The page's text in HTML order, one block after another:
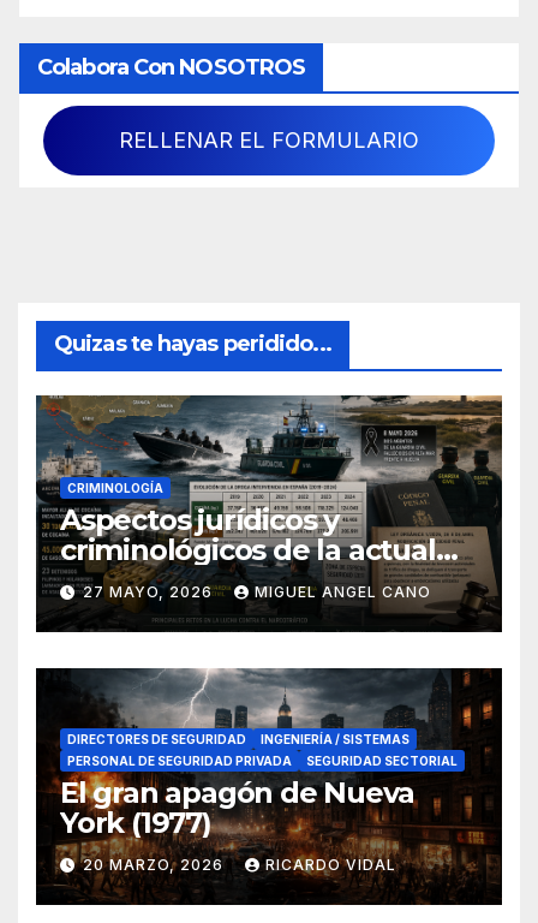
Colabora Con NOSOTROS
RELLENAR EL FORMULARIO
Quizas te hayas peridido...
CRIMINOLOGÍA
Aspectos jurídicos y
criminológicos de la actual
lucha contra el narcotráfico
en el sur de España
27 MAYO, 2026 MIGUEL ANGEL CANO
DIRECTORES DE SEGURIDAD
INGENIERÍA / SISTEMAS
PERSONAL DE SEGURIDAD PRIVADA
SEGURIDAD SECTORIAL
El gran apagón de Nueva
York (1977)
20 MARZO, 2026 RICARDO VIDAL